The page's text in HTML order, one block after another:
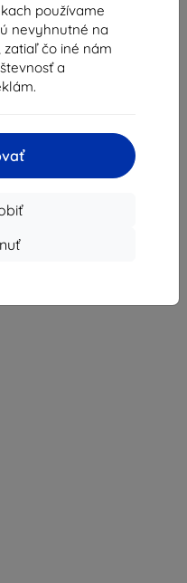
používame
nevyhnutné na
čo iné nám
a